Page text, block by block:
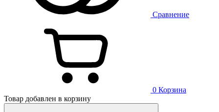
Сравнение
0 Корзина
Товар добавлен в корзину